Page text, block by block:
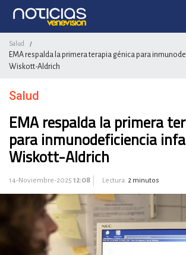
Salud /
EMA respalda la primera terapia génica para
Wiskott-Aldrich
Salud
EMA respalda la primera
para inmunodeficiencia
Wiskott-Aldrich
14-Noviembre-2025 12:08 Lectura: 2 minutos